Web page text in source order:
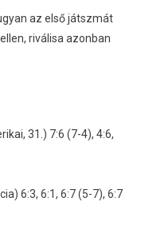
az első játszmát
riválisa azonban
31.) 7:6 (7-4), 4:6,
6:3, 6:1, 6:7 (5-7), 6:7